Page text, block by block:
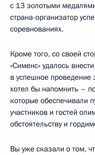
с 13 золотыми
страна-организатор
соревнованиях.
Кроме того, со своей
«Сименс» удалось
в успешное
хотел бы напомнить –
которые обеспечивали
участников и гостей
обстоятельству и
Вы уже сказали о том,